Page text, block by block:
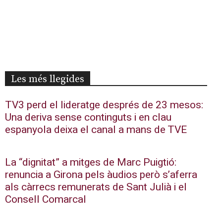
Les més llegides
TV3 perd el lideratge després de 23 mesos:
Una deriva sense continguts i en clau
espanyola deixa el canal a mans de TVE
La “dignitat” a mitges de Marc Puigtió:
renuncia a Girona pels àudios però s’aferra
als càrrecs remunerats de Sant Julià i el
Consell Comarcal